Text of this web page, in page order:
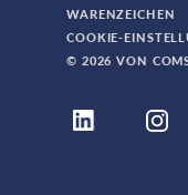
WARENZEICHEN
COOKIE-
© 2026 VON